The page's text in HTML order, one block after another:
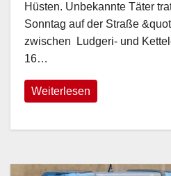
Hüsten. Unbekannte Täter
Sonntag auf der Straße
zwischen Ludgeri- und
16…
Weiterlesen